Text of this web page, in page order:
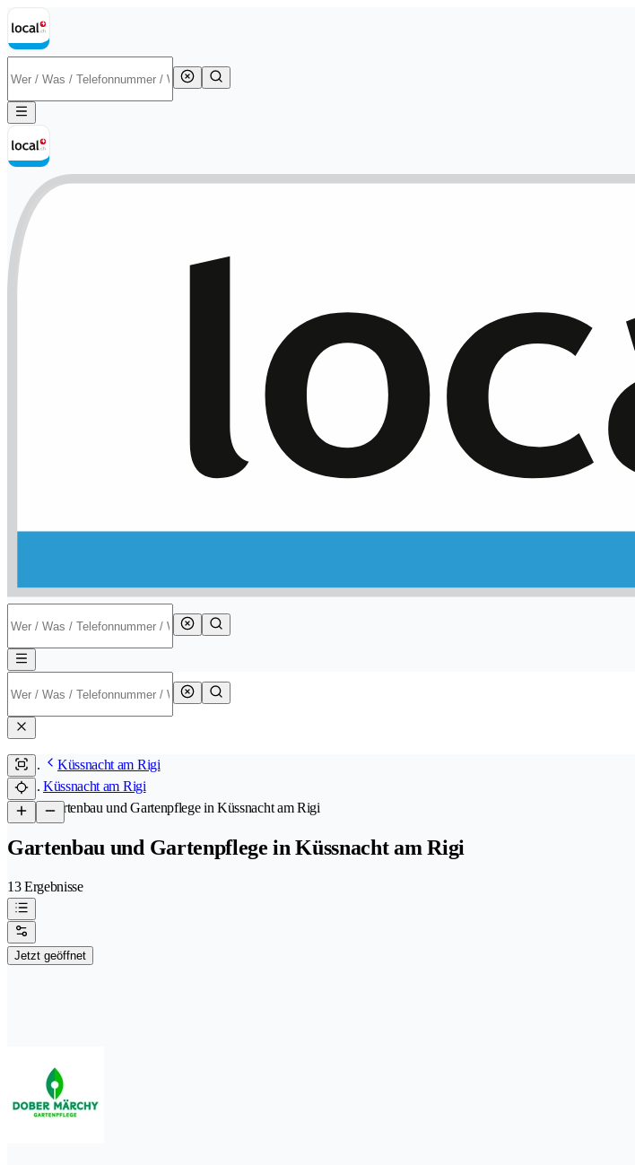
Küssnacht am Rigi
Küssnacht am Rigi
/Gartenbau und Gartenpflege in Küssnacht am Rigi
Gartenbau und Gartenpflege in Küssnacht am Rigi
13 Ergebnisse
Jetzt geöffnet